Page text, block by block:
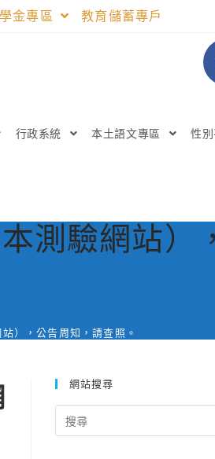
金專區 教育儲蓄專戶
行政系統 本土語文專區 性
測驗網站）
），公告周知，請查照。
網站搜尋
for: